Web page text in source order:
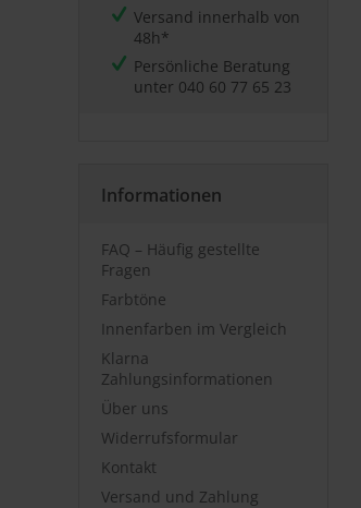
Versand innerhalb von
48h*
Persönliche Beratung
unter 040 60 77 65 23
Informationen
FAQ – Häufig gestellte
Fragen
Farbtöne
Innenfarben im Vergleich
Klarna
Zahlungsinformationen
Über uns
Widerrufsformular
Kontakt
Versand und Zahlung